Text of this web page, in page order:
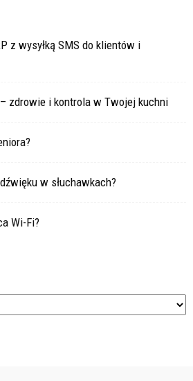
z wysyłką SMS do klientów i
zdrowie i kontrola w Twojej kuchni
w słuchawkach?
Wi-Fi?